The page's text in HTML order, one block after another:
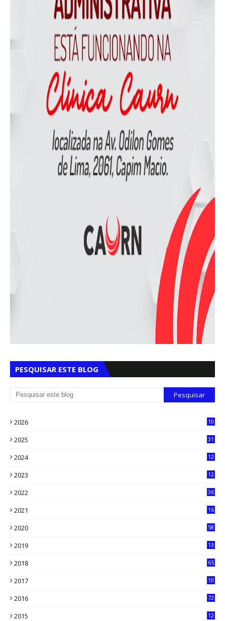
PESQUISAR ESTE BLOG
2026
10
2025
31
2024
12
2023
12
2022
36
2021
16
2020
58
2019
13
2018 65
2017 10
2016
72
2015
12